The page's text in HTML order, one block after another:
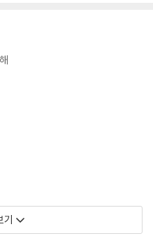
특수교육의 개념 및 역사적 변
우리나라의 특수교육 현황과 최근
서는 유아특수교육의 정의 및 필
수유아교육 프로그램과 시행과
는 통합교육의 개념 및 역사적인
유와 어떻게 구성하고 접근해야
및 행동장애, 의사소통장애, 학습
의 정의와 교육방법을 학습할 수
에 대한 지식을 터득하고 이해할
동교육 방법인 개별화 교육 프로
기